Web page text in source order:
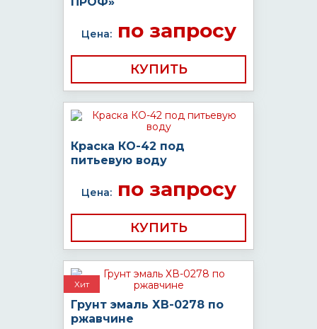
Цена:по запросу
КУПИТЬ
Краска КО-42 под
питьевую воду
Цена:по запросу
КУПИТЬ
Хит
Грунт эмаль ХВ-0278 по
ржавчине